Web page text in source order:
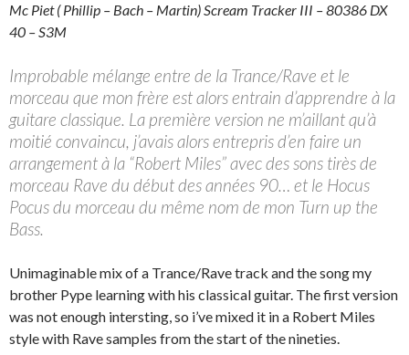
Mc Piet ( Phillip – Bach – Martin) Scream Tracker III – 80386 DX
40 – S3M
Improbable mélange entre de la Trance/Rave et le
morceau que mon frère est alors entrain d’apprendre à la
guitare classique. La première version ne m’aillant qu’à
moitié convaincu, j’avais alors entrepris d’en faire un
arrangement à la “Robert Miles” avec des sons tirès de
morceau Rave du début des années 90… et le Hocus
Pocus du morceau du même nom de mon Turn up the
Bass.
Unimaginable mix of a Trance/Rave track and the song my
brother Pype learning with his classical guitar. The first version
was not enough intersting, so i’ve mixed it in a Robert Miles
style with Rave samples from the start of the nineties.